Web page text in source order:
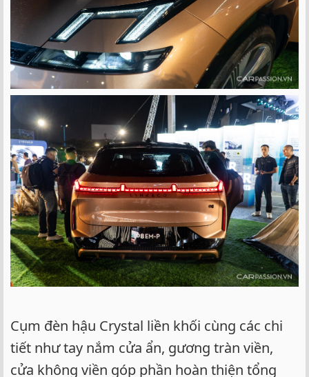
Cụm đèn hậu Crystal liền khối cùng các chi
tiết như tay nắm cửa ẩn, gương tràn viền,
cửa không viền góp phần hoàn thiện tổng